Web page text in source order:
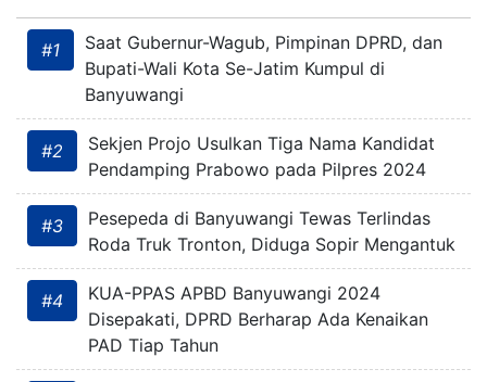
#1
Saat Gubernur-Wagub, Pimpinan DPRD, dan
Bupati-Wali Kota Se-Jatim Kumpul di
Banyuwangi
#2
Sekjen Projo Usulkan Tiga Nama Kandidat
Pendamping Prabowo pada Pilpres 2024
#3
Pesepeda di Banyuwangi Tewas Terlindas
Roda Truk Tronton, Diduga Sopir Mengantuk
#4
KUA-PPAS APBD Banyuwangi 2024
Disepakati, DPRD Berharap Ada Kenaikan
PAD Tiap Tahun